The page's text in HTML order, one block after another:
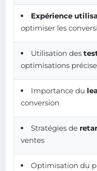
Expérience
optimiser les
Utilisation des
optimisations
Importance du
conversion
Stratégies de
ventes
Optimisation du